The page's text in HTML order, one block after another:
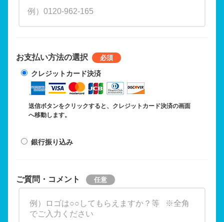
お支払い方法の選択
クレジットカード決済
送信ボタンをクリックすると、クレジットカード決済の画面
へ移動します。
銀行振り込み
ご質問・コメント